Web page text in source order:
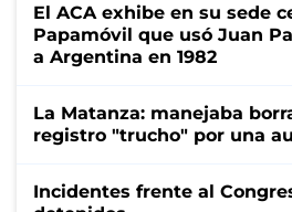
El ACA exhibe en su sede
Papamóvil que usó Juan
a Argentina en 1982
La Matanza: manejaba
registro "trucho" por una
Incidentes frente al